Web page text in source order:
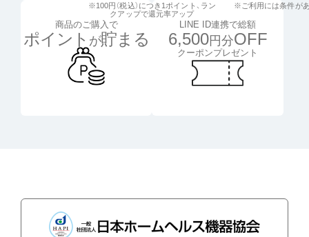
商品のご購入で
ポイント が貯まる
※100円（税込）につき1ポイント、 ラン
クアップで還元率アップ
LINE ID連携で総額
6,500円分OFF
クーポンプレゼント
※ご利用には条件が